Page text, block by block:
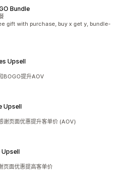
Bundle
gift with purchase, buy x get y, bundle-
Upsell
BOGO提升AOV
Upsell
谢页面优惠提升客单价 (AOV)
页面优惠提高客单价